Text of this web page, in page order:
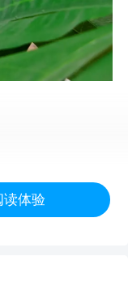
施暴者王某
读体验